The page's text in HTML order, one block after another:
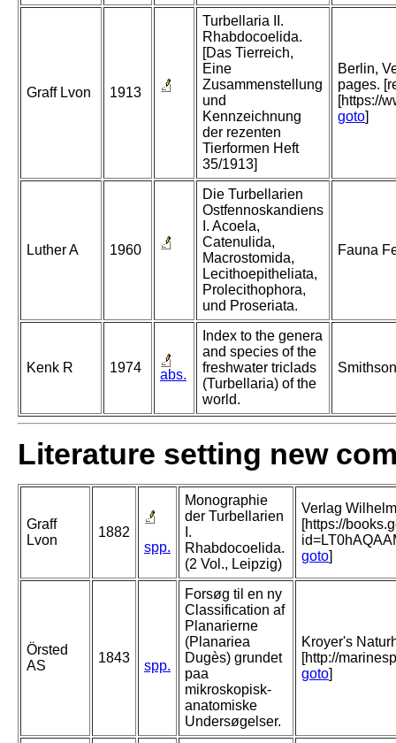
Graff Lvon 1913
Turbellaria II.
Rhabdocoelida.
[Das Tierreich,
Eine
Zusammenstellung
und
Kennzeichnung
der rezenten
Tierformen Heft
35/1913]
Berlin,
pages.
[https://
goto]
Luther A 1960
Die Turbellarien
Ostfennoskandiens
I. Acoela,
Catenulida,
Macrostomida,
Lecithoepitheliata,
Prolecithophora,
und Proseriata.
Fauna
Kenk R 1974 abs.
Index to the genera
and species of the
freshwater triclads
(Turbellaria) of the
world.
Literature setting new
Graff
Lvon
1882
spp.
Monographie
der Turbellarien
I.
Rhabdocoelida.
(2 Vol., Leipzig)
Verlag
[https://
goto]
Örsted
AS
1843
spp.
Forsøg til en ny
Classification af
Planarierne
(Planariea
Dugès) grundet
paa
mikroskopisk-
anatomiske
Undersøgelser.
Kroyer's
[http://
goto]